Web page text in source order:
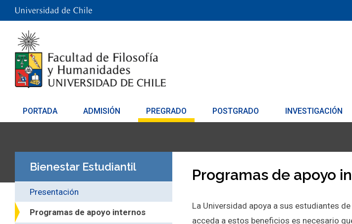
PORTADA ADMISIÓN PREGRADO POSTGRADO INVESTIGACIÓN
Bienestar Estudiantil
Presentación
Programas de apoyo internos
Programas de apoyo
La Universidad apoya a sus estudiantes
acceda a estos beneficios es necesario